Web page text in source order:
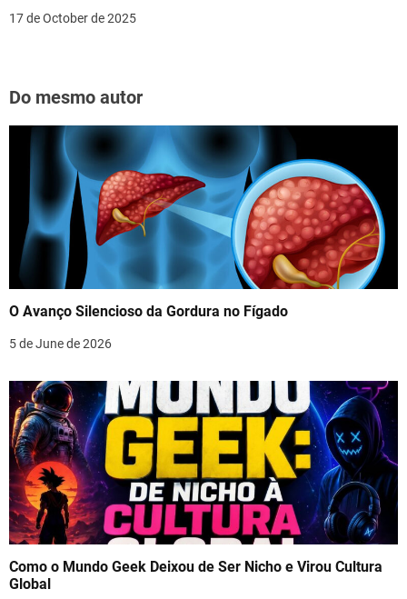
17 de October de 2025
Do mesmo autor
O Avanço Silencioso da Gordura no Fígado
5 de June de 2026
Como o Mundo Geek Deixou de Ser Nicho e Virou Cultura
Global